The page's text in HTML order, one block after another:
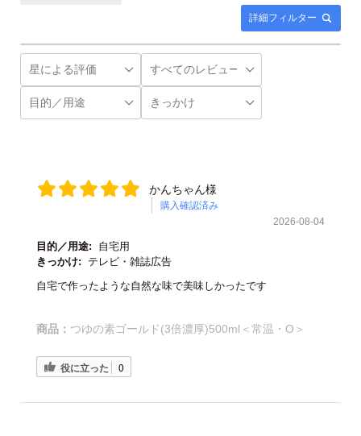
詳細フィルター
かんちゃん様
購入確認済み
2026-08-04
目的／用途:
自宅用
きっかけ:
テレビ・雑誌広告
自宅で作ったような自然な味で美味しかったです
商品： つゆの素ゴールド(3倍濃厚)500ml＜常温・O＞
役に立った 0